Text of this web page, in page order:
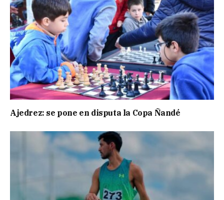
Ajedrez: se pone en disputa la Copa Ñandé